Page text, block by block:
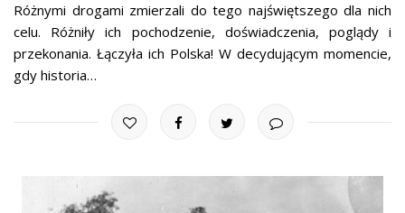
Różnymi drogami zmierzali do tego najświętszego dla nich
celu. Różniły ich pochodzenie, doświadczenia, poglądy i
przekonania. Łączyła ich Polska! W decydującym momencie,
gdy historia…